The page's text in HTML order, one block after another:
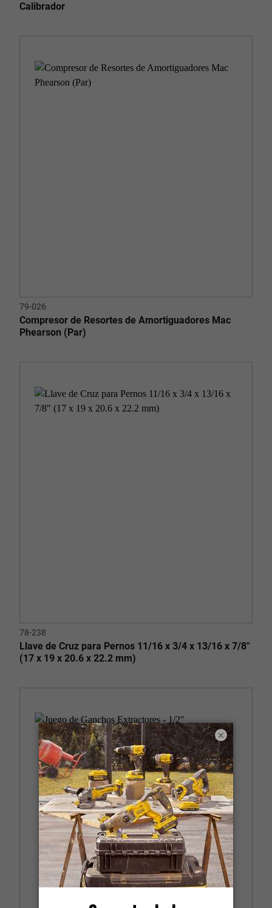
Calibrador
79-026
Compresor de Resortes de Amortiguadores Mac
Phearson (Par)
78-238
Llave de Cruz para Pernos 11/16 x 3/4 x 13/16 x 7/8"
(17 x 19 x 20.6 x 22.2 mm)
×